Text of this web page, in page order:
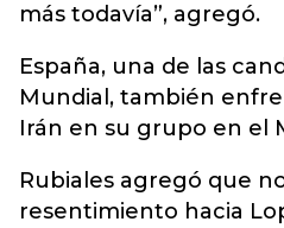
más todavía”, agregó.
España, una de las
Mundial, también
Irán en su grupo en el
Rubiales agregó que
resentimiento hacia